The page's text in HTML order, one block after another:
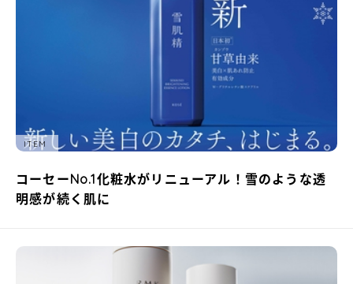
ITEM
コーセーNo.1化粧水がリニューアル！雪のような透
明感が続く肌に